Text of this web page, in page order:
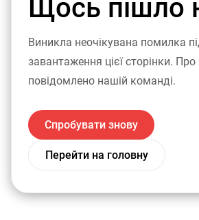
Щось пішло
Виникла неочікувана помилка
завантаження цієї сторінки.
повідомлено нашій команді.
Спробувати знову
Перейти на головну